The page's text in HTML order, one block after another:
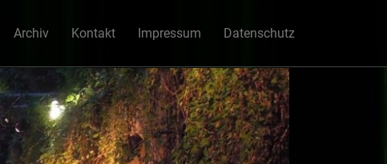
Archiv Kontakt Impressum Datenschutz